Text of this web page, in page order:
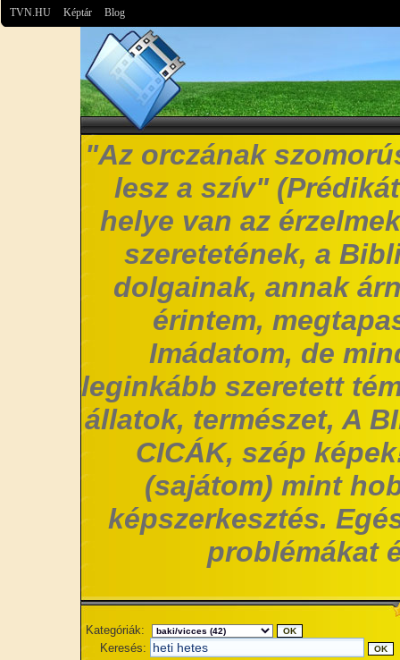
TVN.HU Képtár Blog
"Az orczának
lesz a szív"
helye van az
szeretetének, a
dolgainak, annak
érintem,
Imádatom, de
leginkább szeretett
állatok, természet, A
CICÁK, szép
(sajátom) mint
képszerkesztés.
problémákat
Kategóriák:
Keresés: